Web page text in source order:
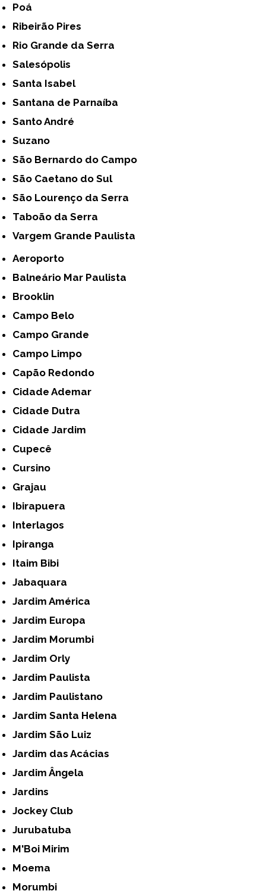
Poá
Ribeirão Pires
Rio Grande da Serra
Salesópolis
Santa Isabel
Santana de Parnaíba
Santo André
Suzano
São Bernardo do Campo
São Caetano do Sul
São Lourenço da Serra
Taboão da Serra
Vargem Grande Paulista
Aeroporto
Balneário Mar Paulista
Brooklin
Campo Belo
Campo Grande
Campo Limpo
Capão Redondo
Cidade Ademar
Cidade Dutra
Cidade Jardim
Cupecê
Cursino
Grajau
Ibirapuera
Interlagos
Ipiranga
Itaim Bibi
Jabaquara
Jardim América
Jardim Europa
Jardim Morumbi
Jardim Orly
Jardim Paulista
Jardim Paulistano
Jardim Santa Helena
Jardim São Luiz
Jardim das Acácias
Jardim Ângela
Jardins
Jockey Club
Jurubatuba
M'Boi Mirim
Moema
Morumbi